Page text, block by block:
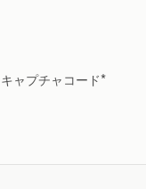
キャプチャコード*